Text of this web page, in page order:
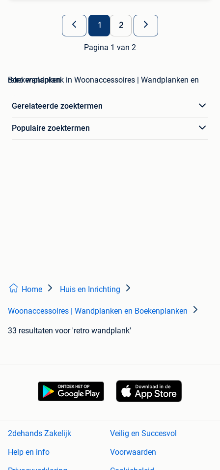
1 2
Pagina 1 van 2
retro wandplank in Woonaccessoires | Wandplanken en Boekenplanken
Gerelateerde zoektermen
Populaire zoektermen
Home Huis en Inrichting
Woonaccessoires | Wandplanken en Boekenplanken
33 resultaten voor 'retro wandplank'
2dehands Zakelijk
Veilig en Succesvol
Help en info
Voorwaarden